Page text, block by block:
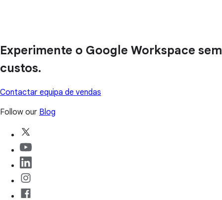
Experimente o Google Workspace sem
custos.
Contactar equipa de vendas
Follow our Blog